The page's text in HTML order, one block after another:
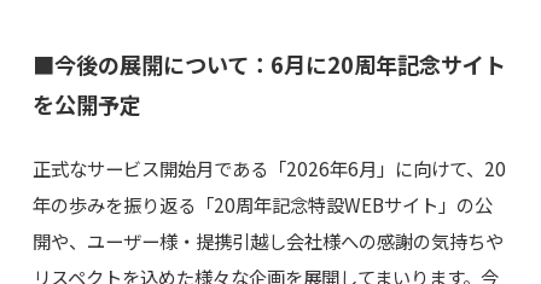
■今後の展開について：6月に20周年記念サイト
を公開予定
正式なサービス開始月である「2026年6月」に向けて、20
年の歩みを振り返る「20周年記念特設WEBサイト」の公
開や、ユーザー様・提携引越し会社様への感謝の気持ちや
リスペクトを込めた様々な企画を展開してまいります。今